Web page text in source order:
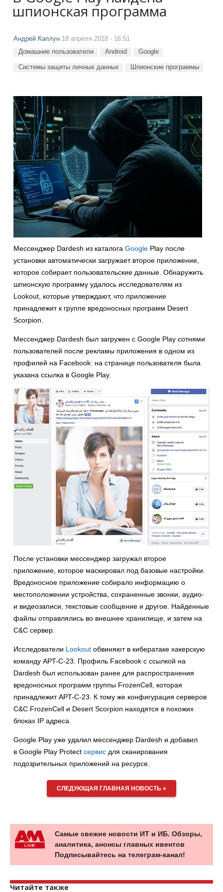
шпионская программа
Андрей Каплун 18 апреля 2018 - 16:51
Домашние пользователи Android Google
Системы защиты личных данных Шпионские программы
Мессенджер Dardesh из каталога Google Play после
установки автоматически загружает второе приложение,
которое собирает пользовательские данные. Обнаружить
шпионскую программу удалось исследователям из
Lookout, которые утверждают, что приложение
принадлежит к группе вредоносных программ Desert
Scorpion.
Мессенджер Dardesh был загружен с Google Play сотнями
пользователей после рекламы приложения в одном из
профилей на Facebook: на странице пользователя была
указана ссылка в Google Play.
После установки мессенджер загружал второе
приложение, которое маскировал под базовые настройки.
Вредоносное приложение собирало информацию о
местоположении устройства, сохраненные звонки, аудио-
и видеозаписи, текстовые сообщение и другое. Найденные
файлы отправлялись во внешнее хранилище, и затем на
C&C сервер.
Исследователи Lookout обвиняют в кибератаке хакерскую
команду APT-C-23. Профиль Facebook с ссылкой на
Dardesh был использован ранее для распространения
вредоносных программ группы FrozenCell, которая
принадлежит APT-C-23. К тому же конфигурация серверов
C&C FrozenCell и Desert Scorpion находятся в похожих
блоках IP адреса.
Google Play уже удалил мессенджер Dardesh и добавил
в Google Play Protect сервис для сканирования
подозрительных приложений на ресурсе.
СЛЕДУЮЩАЯ ГЛАВНАЯ НОВОСТЬ »
Самые свежие новости ИТ и ИБ. Обзоры,
аналитика, анонсы главных ивентов
Подписывайтесь на телеграм-канал!
Читайте также